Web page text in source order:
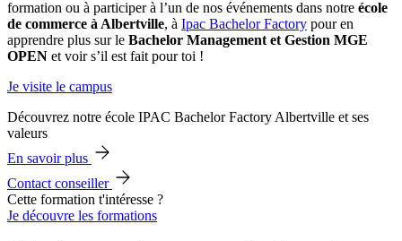
formation ou à participer à l’un de nos événements dans notre école
de commerce à Albertville, à Ipac Bachelor Factory pour en
apprendre plus sur le Bachelor Management et Gestion MGE
OPEN et voir s’il est fait pour toi !
Je visite le campus
Découvrez notre école IPAC Bachelor Factory Albertville et ses
valeurs
En savoir plus
Contact conseiller
Cette formation t'intéresse ?
Je découvre les formations